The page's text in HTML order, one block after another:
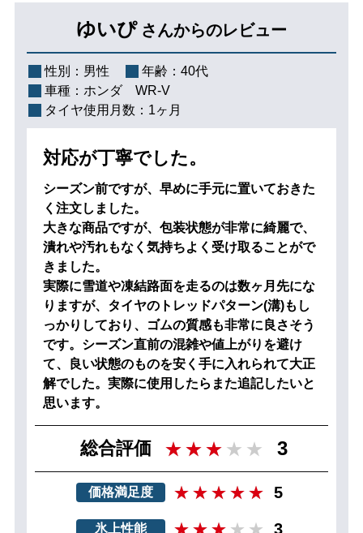
ゆいぴ さんからのレビュー
性別： 男性 年齢： 40代
車種： ホンダ WR-V
タイヤ使用月数： 1ヶ月
対応が丁寧でした。
シーズン前ですが、早めに手元に置いておきた
く注文しました。
大きな商品ですが、包装状態が非常に綺麗で、
潰れや汚れもなく気持ちよく受け取ることがで
きました。
実際に雪道や凍結路面を走るのは数ヶ月先にな
りますが、タイヤのトレッドパターン(溝)もし
っかりしており、ゴムの質感も非常に良さそう
です。シーズン直前の混雑や値上がりを避け
て、良い状態のものを安く手に入れられて大正
解でした。実際に使用したらまた追記したいと
思います。
総合評価 3
価格満足度 5
氷上性能 3